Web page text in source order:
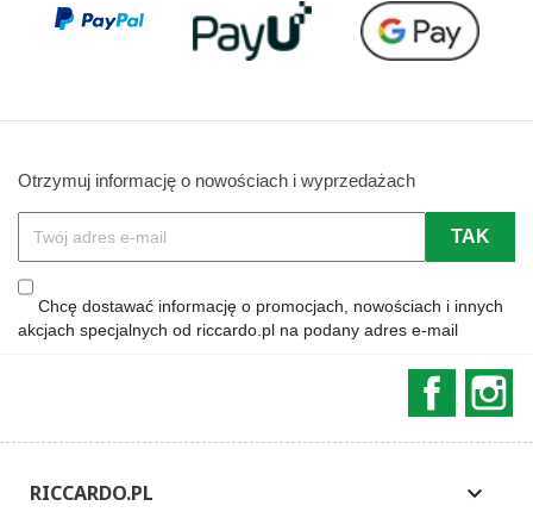
Otrzymuj informację o nowościach i wyprzedażach
Chcę dostawać informację o promocjach, nowościach i innych
akcjach specjalnych od riccardo.pl na podany adres e-mail
RICCARDO.PL 